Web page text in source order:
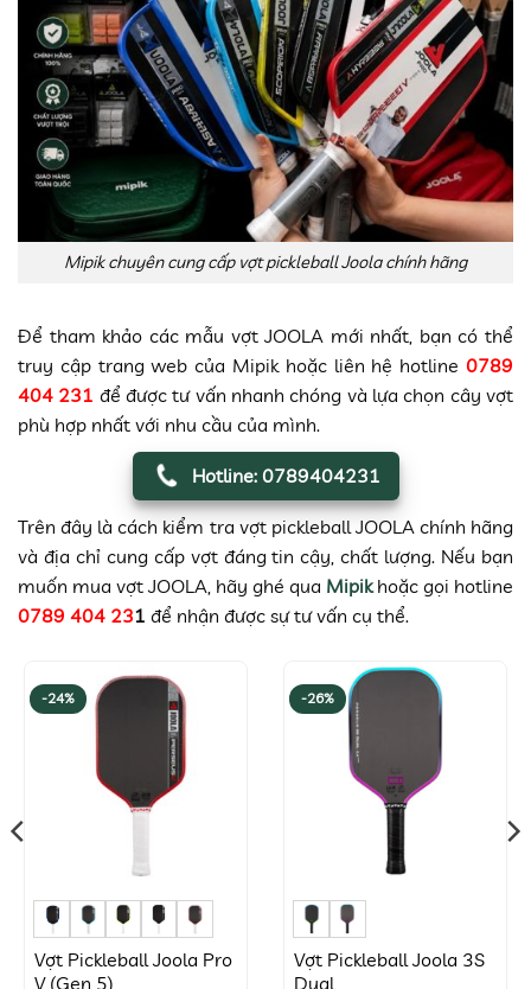
Mipik chuyên cung cấp vợt pickleball Joola chính hãng
Để tham khảo các mẫu vợt JOOLA mới nhất, bạn có thể
truy cập trang web của Mipik hoặc liên hệ hotline 0789
404 231 để được tư vấn nhanh chóng và lựa chọn cây vợt
phù hợp nhất với nhu cầu của mình.
Hotline: 0789404231
Trên đây là cách kiểm tra vợt pickleball JOOLA chính hãng
và địa chỉ cung cấp vợt đáng tin cậy, chất lượng. Nếu bạn
muốn mua vợt JOOLA, hãy ghé qua Mipikhoặc gọi hotline
0789 404 231 để nhận được sự tư vấn cụ thể.
-24%
Vợt Pickleball Joola Pro
V (Gen 5)
-26%
Vợt Pickleball Joola 3S
Dual